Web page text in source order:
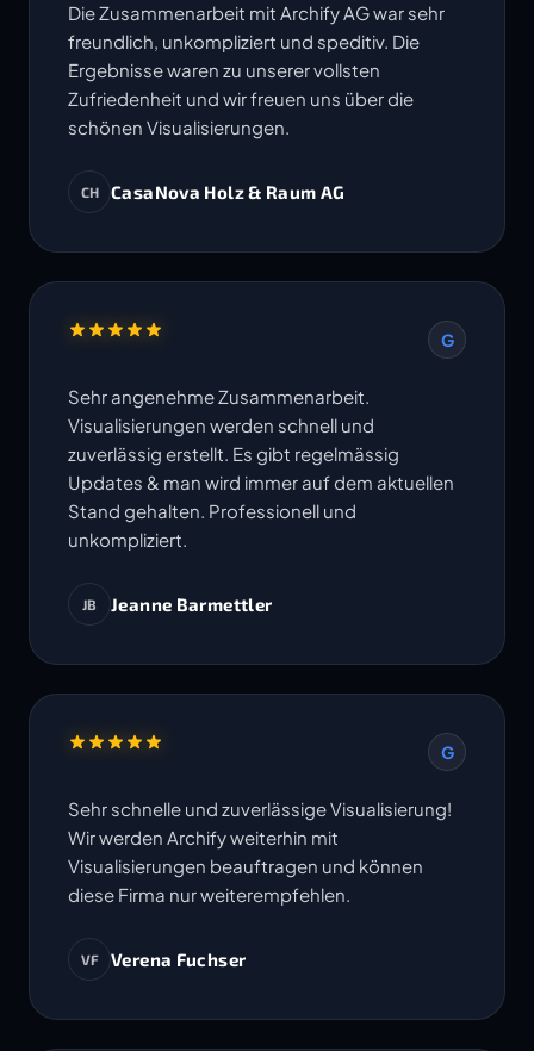
Die Zusammenarbeit mit Archify AG war sehr
freundlich, unkompliziert und speditiv. Die
Ergebnisse waren zu unserer vollsten
Zufriedenheit und wir freuen uns über die
schönen Visualisierungen.
CH CasaNova Holz & Raum AG
G
Sehr angenehme Zusammenarbeit.
Visualisierungen werden schnell und
zuverlässig erstellt. Es gibt regelmässig
Updates & man wird immer auf dem aktuellen
Stand gehalten. Professionell und
unkompliziert.
JB Jeanne Barmettler
G
Sehr schnelle und zuverlässige Visualisierung!
Wir werden Archify weiterhin mit
Visualisierungen beauftragen und können
diese Firma nur weiterempfehlen.
VF Verena Fuchser